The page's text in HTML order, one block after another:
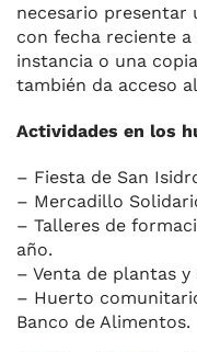
necesario presentar
con fecha reciente
instancia o una
también da acceso
Actividades en los
– Fiesta de San
– Mercadillo
– Talleres de
año.
– Venta de plantas y
– Huerto
Banco de Alimentos.